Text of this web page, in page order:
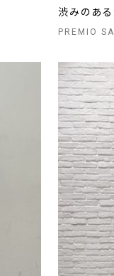
渋みのあ
PREMIO